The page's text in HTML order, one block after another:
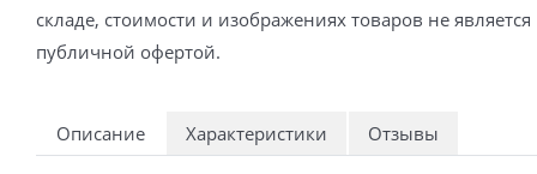
складе, стоимости и изображениях товаров не является
публичной офертой.
Описание Характеристики Отзывы